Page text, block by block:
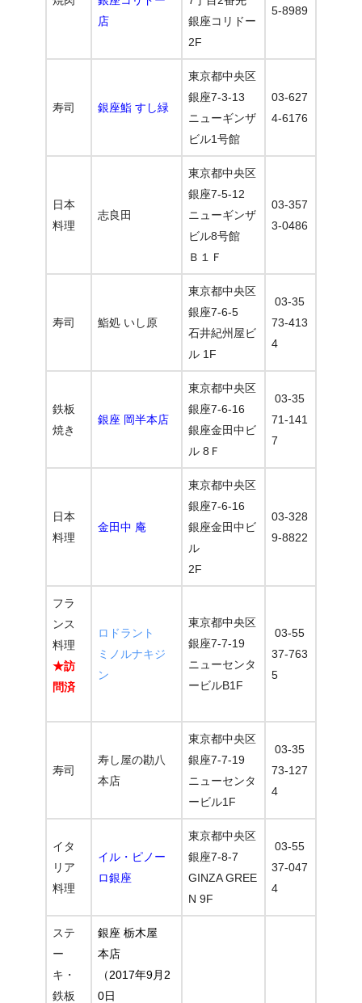
店
銀座コリドー
2F
5-8989
寿司 銀座鮨 すし緑
東京都中央区
銀座7-3-13
ニューギンザ
ビル1号館
03-627
4-6176
日本
料理
志良田
東京都中央区
銀座7-5-12
ニューギンザ
ビル8号館
Ｂ１Ｆ
03-357
3-0486
寿司 鮨処 いし原
東京都中央区
銀座7-6-5
石井紀州屋ビ
ル 1F
03-35
73-413
4
鉄板
焼き
銀座 岡半本店
東京都中央区
銀座7-6-16
銀座金田中ビ
ル 8Ｆ
03-35
71-141
7
日本
料理
金田中 庵
東京都中央区
銀座7-6-16
銀座金田中ビ
ル
2F
03-328
9-8822
フラ
ンス
料理
★訪
問済
ロドラント
ミノルナキジ
ン
東京都中央区
銀座7-7-19
ニューセンタ
ービルB1F
03-55
37-763
5
寿司
寿し屋の勘八
本店
東京都中央区
銀座7-7-19
ニューセンタ
ービル1F
03-35
73-127
4
イタ
リア
料理
イル・ピノー
ロ銀座
東京都中央区
銀座7-8-7
GINZA GREE
N 9F
03-55
37-047
4
ステ
ー
キ・
鉄板
銀座 栃木屋
本店
（2017年9月2
0日